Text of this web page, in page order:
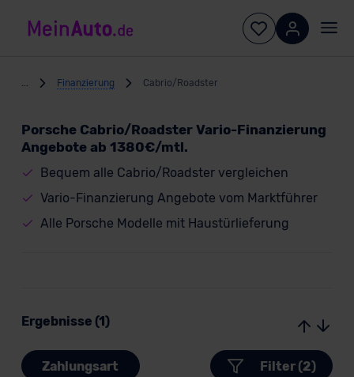
Finanzierung Cabrio/Roadster
Porsche Cabrio/Roadster Vario-Finanzierung
Angebote ab 1380€/mtl.
Bequem alle Cabrio/Roadster vergleichen
Vario-Finanzierung Angebote vom Marktführer
Alle Porsche Modelle mit Haustürlieferung
Ergebnisse (1)
Zahlungsart Filter (2)